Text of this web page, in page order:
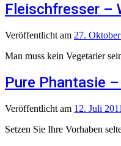
Fleischfresser –
Veröffentlicht am 27. Oktober
Man muss kein Vegetarier
Pure Phantasie
Veröffentlicht am 12. Juli 2011
Setzen Sie Ihre Vorhaben